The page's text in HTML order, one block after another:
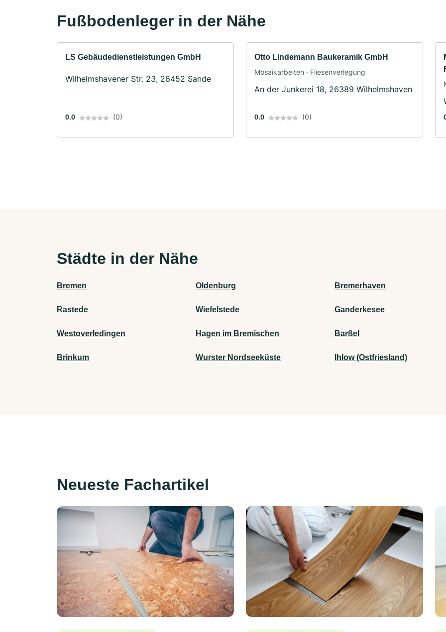
Fußbodenleger in der Nähe
LS Gebäudedienstleistungen GmbH
Wilhelmshavener Str. 23, 26452 Sande
0.0 (0)
Otto Lindemann Baukeramik GmbH
Mosaikarbeiten · Fliesenverlegung
An der Junkerei 18, 26389 Wilhelmshaven
0.0 (0)
Städte in der Nähe
Bremen Oldenburg Bremerhaven
Rastede Wiefelstede Ganderkesee
Westoverledingen Hagen im Bremischen Barßel
Brinkum Wurster Nordseeküste Ihlow (Ostfriesland)
Neueste Fachartikel